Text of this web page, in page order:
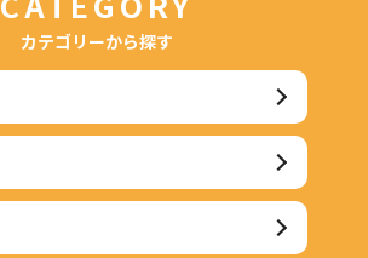
カテゴリーから探す